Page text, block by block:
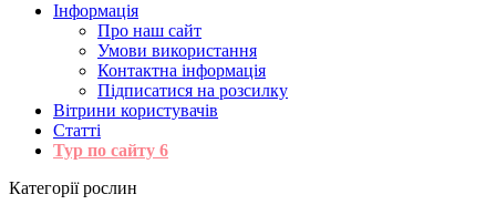
Інформація
Про наш сайт
Умови використання
Контактна інформація
Підписатися на розсилку
Вітрини користувачів
Статті
Тур по сайту 6
Категорії рослин